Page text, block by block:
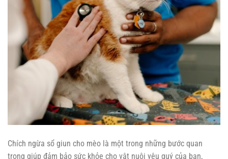
Chích ngừa sổ giun cho mèo là một trong những bước quan
trọng giúp đảm bảo sức khỏe cho vật nuôi yêu quý của bạn,